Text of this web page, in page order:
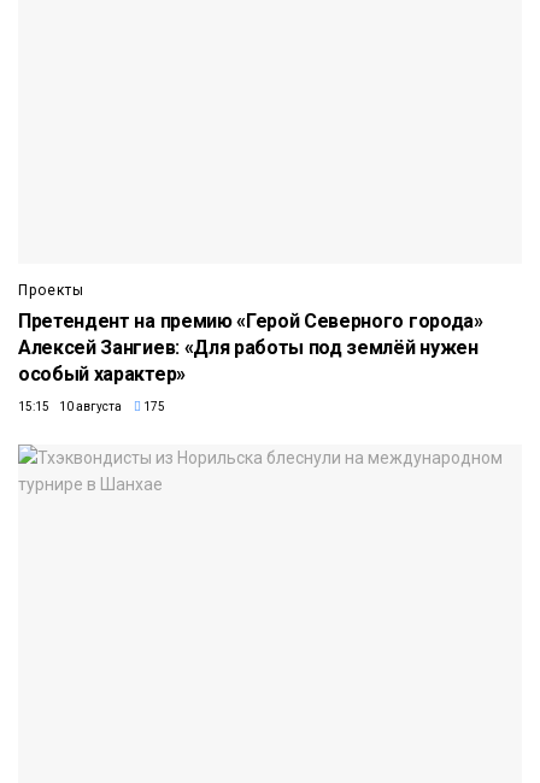
Проекты
Претендент на премию «Герой Северного города»
Алексей Зангиев: «Для работы под землёй нужен
особый характер»
15:15 10 августа 175